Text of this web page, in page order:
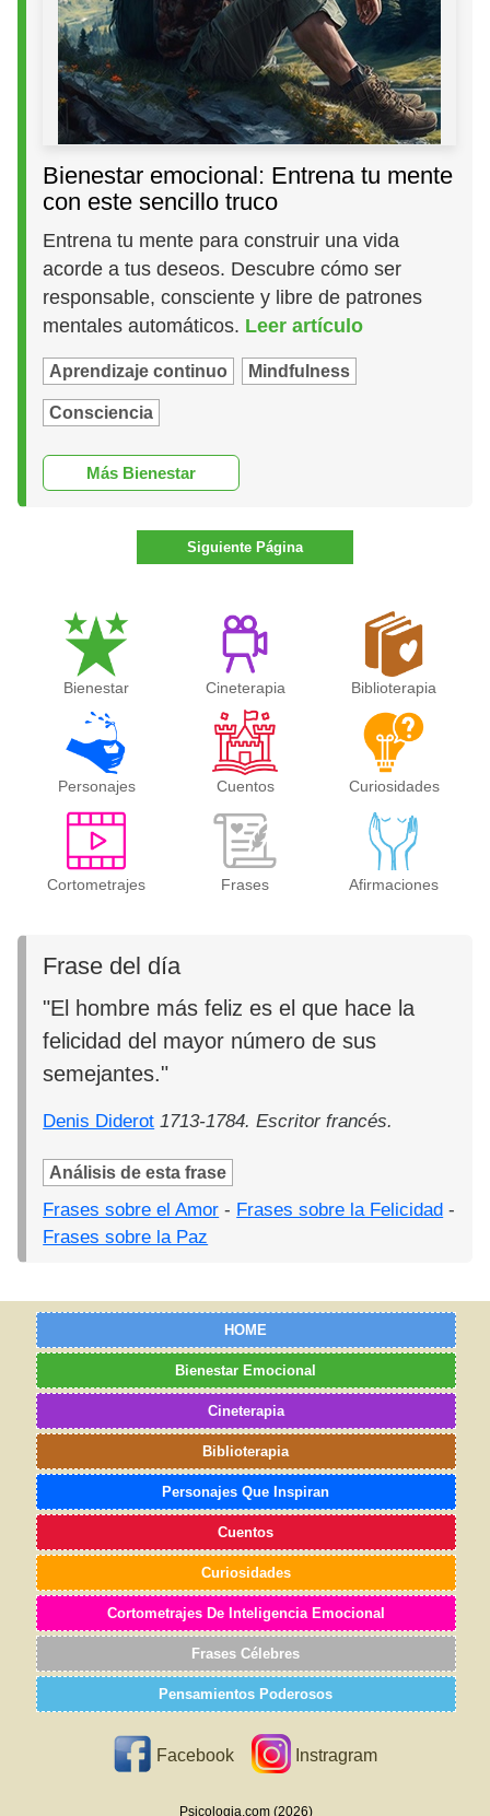
Bienestar emocional: Entrena tu mente
con este sencillo truco
Entrena tu mente para construir una vida
acorde a tus deseos. Descubre cómo ser
responsable, consciente y libre de patrones
mentales automáticos. Leer artículo
Aprendizaje continuo Mindfulness
Consciencia
Más Bienestar
Siguiente Página
Bienestar Cineterapia Biblioterapia
Personajes Cuentos Curiosidades
Cortometrajes Frases Afirmaciones
Frase del día
"El hombre más feliz es el que hace la
felicidad del mayor número de sus
semejantes."
Denis Diderot 1713-1784. Escritor francés.
Análisis de esta frase
Frases sobre el Amor - Frases sobre la Felicidad -
Frases sobre la Paz
HOME
Bienestar Emocional
Cineterapia
Biblioterapia
Personajes Que Inspiran
Cuentos
Curiosidades
Cortometrajes De Inteligencia Emocional
Frases Célebres
Pensamientos Poderosos
Facebook Instragram
Psicologia.com (2026)